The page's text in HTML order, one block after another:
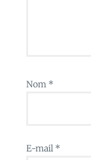
Nom *
E-mail *